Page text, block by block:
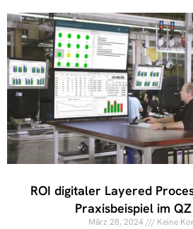
ROI digitaler Layered
Praxisbeispiel im
März 28, 2024 Keine